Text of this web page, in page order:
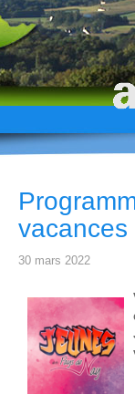
TOURISME
HISTOIRE
vacances
30 mars 2022